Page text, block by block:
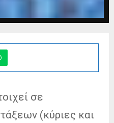
σε
(κύριες και